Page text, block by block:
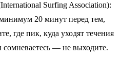
Surfing Association):
20 минут перед тем,
где пик, куда уходят течения
— не выходите.